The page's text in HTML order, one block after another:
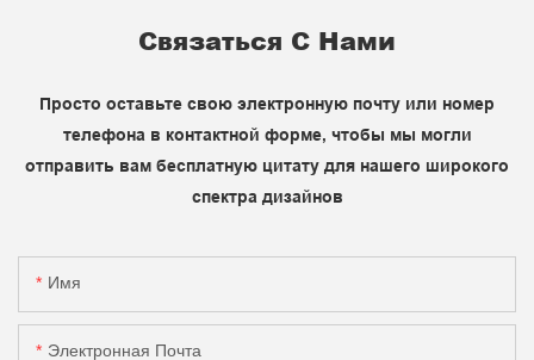
Связаться С Нами
Просто оставьте свою электронную почту или номер
телефона в контактной форме, чтобы мы могли
отправить вам бесплатную цитату для нашего широкого
спектра дизайнов
Имя
Электронная Почта